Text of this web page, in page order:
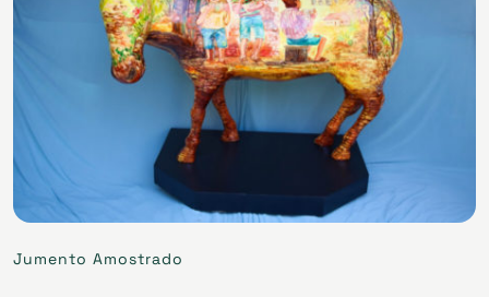
Jumento Amostrado